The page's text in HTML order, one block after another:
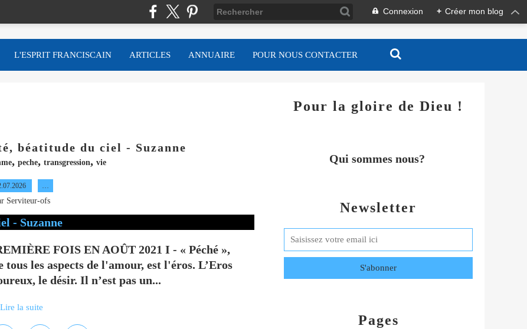
Connexion + Créer mon blog
L'ESPRIT FRANCISCAIN ARTICLES ANNUAIRE POUR NOUS CONTACTER
béatitude du ciel - Suzanne
, peche, transgression, vie
…
Serviteur-ofs
FOIS EN AOÛT 2021 I - « Péché »,
les aspects de l'amour, est l'éros. L’Eros
le désir. Il n’est pas un...
Lire la suite
Newsletter
Pages
Pour la gloire de Dieu !
Qui sommes nous?